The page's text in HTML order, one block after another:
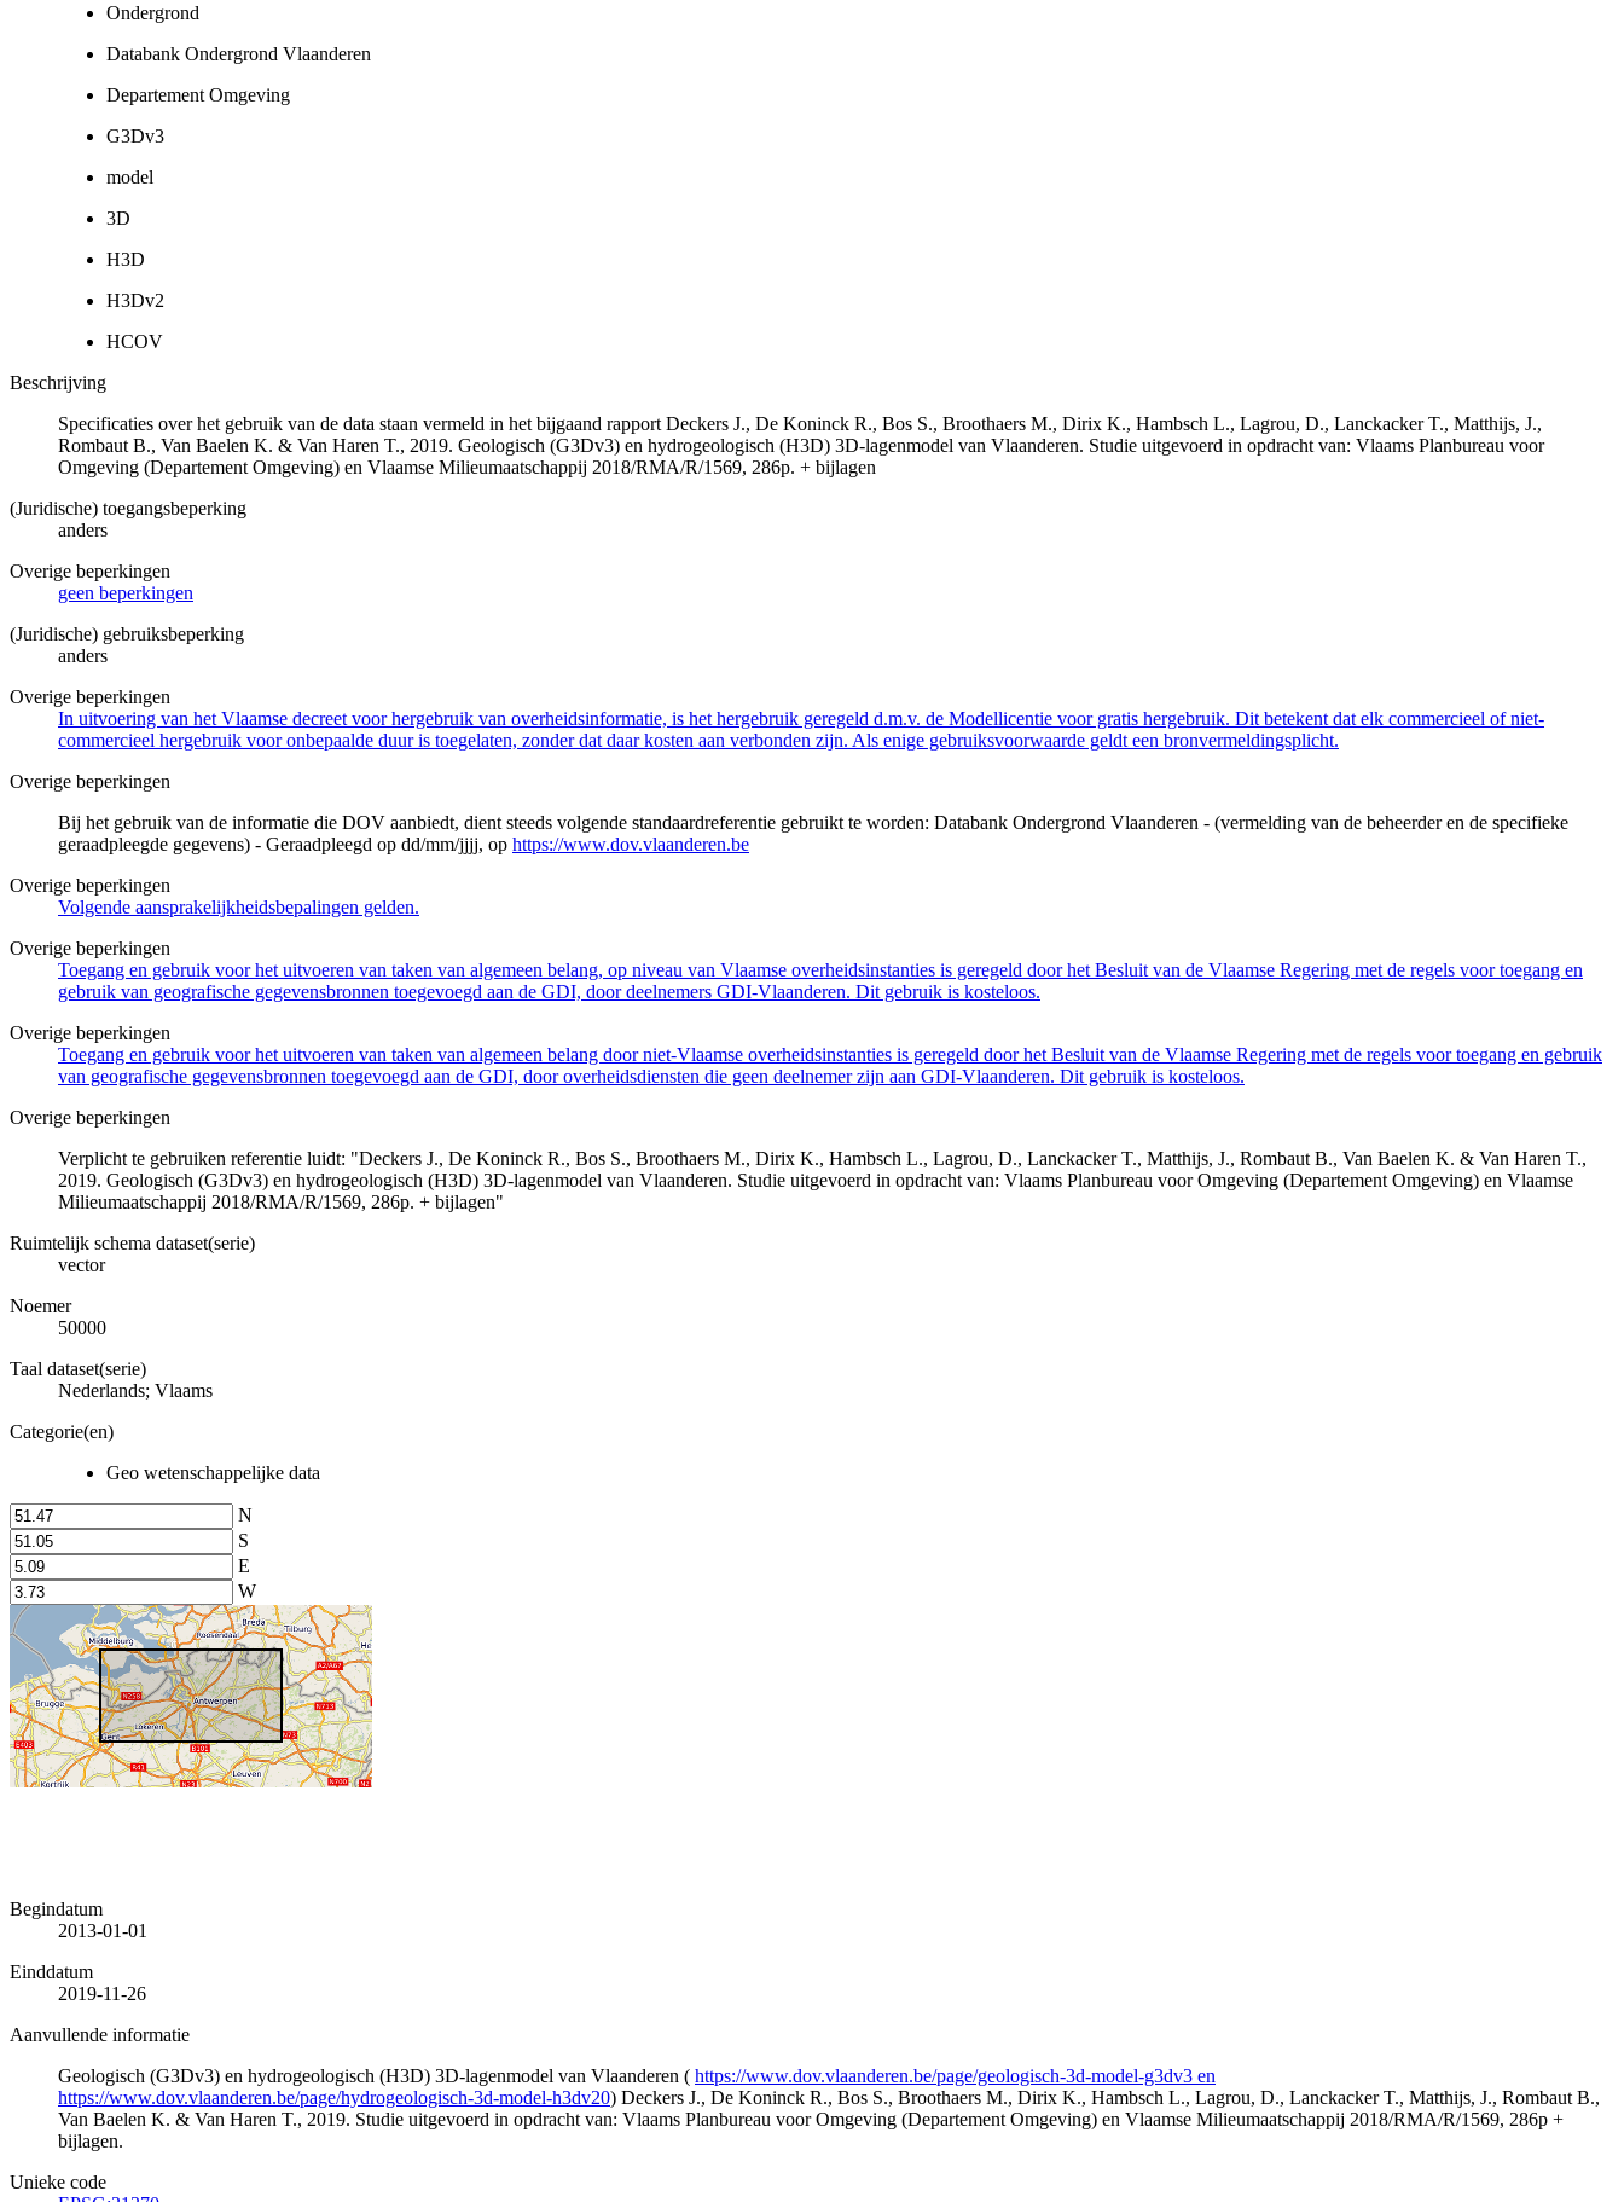
Ondergrond
Databank Ondergrond Vlaanderen
Departement Omgeving
G3Dv3
model
3D
H3D
H3Dv2
HCOV
Beschrijving
Specificaties over het gebruik van de data staan vermeld in het bijgaand rapport Deckers J., De Koninck R., Bos S., Broothaers M., Dirix K., Hambsch L., Lagrou, D., Lanckacker T., Matthijs, J.,
Rombaut B., Van Baelen K. & Van Haren T., 2019. Geologisch (G3Dv3) en hydrogeologisch (H3D) 3D-lagenmodel van Vlaanderen. Studie uitgevoerd in opdracht van: Vlaams Planbureau voor
Omgeving (Departement Omgeving) en Vlaamse Milieumaatschappij 2018/RMA/R/1569, 286p. + bijlagen
(Juridische) toegangsbeperking
anders
Overige beperkingen
geen beperkingen
(Juridische) gebruiksbeperking
anders
Overige beperkingen
In uitvoering van het Vlaamse decreet voor hergebruik van overheidsinformatie, is het hergebruik geregeld d.m.v. de Modellicentie voor gratis hergebruik. Dit betekent dat elk commercieel of niet-
commercieel hergebruik voor onbepaalde duur is toegelaten, zonder dat daar kosten aan verbonden zijn. Als enige gebruiksvoorwaarde geldt een bronvermeldingsplicht.
Overige beperkingen
Bij het gebruik van de informatie die DOV aanbiedt, dient steeds volgende standaardreferentie gebruikt te worden: Databank Ondergrond Vlaanderen - (vermelding van de beheerder en de specifieke
geraadpleegde gegevens) - Geraadpleegd op dd/mm/jjjj, op https://www.dov.vlaanderen.be
Overige beperkingen
Volgende aansprakelijkheidsbepalingen gelden.
Overige beperkingen
Toegang en gebruik voor het uitvoeren van taken van algemeen belang, op niveau van Vlaamse overheidsinstanties is geregeld door het Besluit van de Vlaamse Regering met de regels voor toegang en
gebruik van geografische gegevensbronnen toegevoegd aan de GDI, door deelnemers GDI-Vlaanderen. Dit gebruik is kosteloos.
Overige beperkingen
Toegang en gebruik voor het uitvoeren van taken van algemeen belang door niet-Vlaamse overheidsinstanties is geregeld door het Besluit van de Vlaamse Regering met de regels voor toegang en gebruik
van geografische gegevensbronnen toegevoegd aan de GDI, door overheidsdiensten die geen deelnemer zijn aan GDI-Vlaanderen. Dit gebruik is kosteloos.
Overige beperkingen
Verplicht te gebruiken referentie luidt: "Deckers J., De Koninck R., Bos S., Broothaers M., Dirix K., Hambsch L., Lagrou, D., Lanckacker T., Matthijs, J., Rombaut B., Van Baelen K. & Van Haren T.,
2019. Geologisch (G3Dv3) en hydrogeologisch (H3D) 3D-lagenmodel van Vlaanderen. Studie uitgevoerd in opdracht van: Vlaams Planbureau voor Omgeving (Departement Omgeving) en Vlaamse
Milieumaatschappij 2018/RMA/R/1569, 286p. + bijlagen"
Ruimtelijk schema dataset(serie)
vector
Noemer
50000
Taal dataset(serie)
Nederlands; Vlaams
Categorie(en)
Geo wetenschappelijke data
N
S
E
W
Begindatum
2013-01-01
Einddatum
2019-11-26
Aanvullende informatie
Geologisch (G3Dv3) en hydrogeologisch (H3D) 3D-lagenmodel van Vlaanderen ( https://www.dov.vlaanderen.be/page/geologisch-3d-model-g3dv3 en
https://www.dov.vlaanderen.be/page/hydrogeologisch-3d-model-h3dv20) Deckers J., De Koninck R., Bos S., Broothaers M., Dirix K., Hambsch L., Lagrou, D., Lanckacker T., Matthijs, J., Rombaut B.,
Van Baelen K. & Van Haren T., 2019. Studie uitgevoerd in opdracht van: Vlaams Planbureau voor Omgeving (Departement Omgeving) en Vlaamse Milieumaatschappij 2018/RMA/R/1569, 286p +
bijlagen.
Unieke code